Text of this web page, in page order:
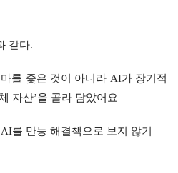
같다.
를 좇은 것이 아니라 AI가 장기적
자산’을 골라 담았어요
를 만능 해결책으로 보지 않기